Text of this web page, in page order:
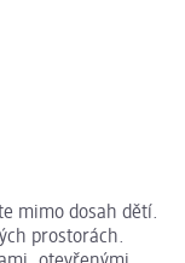
mimo dosah dětí.
prostorách.